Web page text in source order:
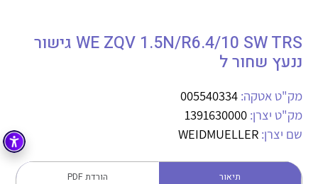
איכות | שרות | זמינות
אטקה בע”מ היא החברה הגדולה והמובילה בישראל בשיווק
מיתוג, בקרה , ואינסטלציה חשמלית ופעילה ב7 תחומים:
חשמל מיתוג ואינסטלציה חשמלית
קופסאות וארונות לחשמל, בקרה ואלקטרוניקה
לכל מוצרי היצרן לכל מוצרי היצרן
לכל מוצרי היצרן לכל מוצרי היצרן
WE ZQV 1.5N/R6.4/10 SW TRS גישור
ננעץ שחור ל
מק"ט אטקה: 005540334
מק"ט יצרן: 1391630000
שם יצרן: WEIDMUELLER
תיאור הורדת PDF